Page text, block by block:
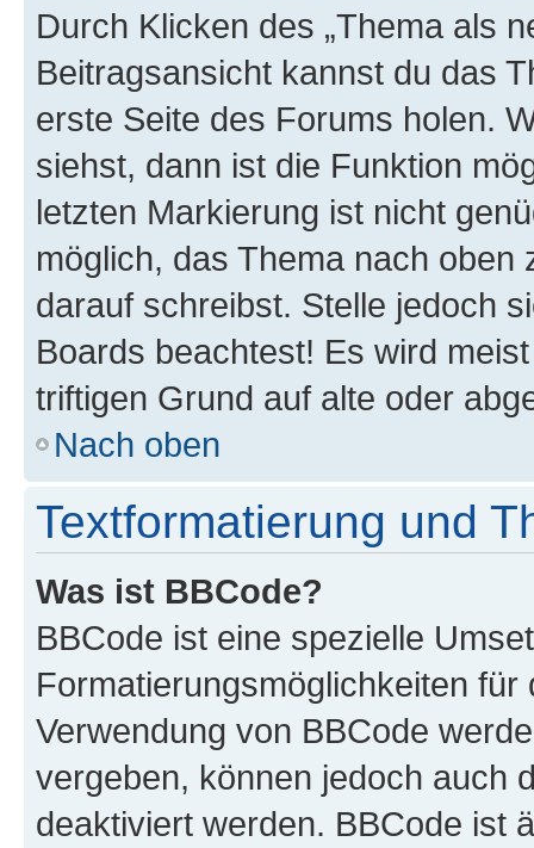
Durch Klicken des „Thema als
Beitragsansicht kannst du das
erste Seite des Forums holen.
siehst, dann ist die Funktion
letzten Markierung ist nicht
möglich, das Thema nach oben
darauf schreibst. Stelle jedoch
Boards beachtest! Es wird
triftigen Grund auf alte oder
Nach oben
Textformatierung und
Was ist BBCode?
BBCode ist eine spezielle
Formatierungsmöglichkeiten
Verwendung von BBCode
vergeben, können jedoch auch
deaktiviert werden. BBCode ist